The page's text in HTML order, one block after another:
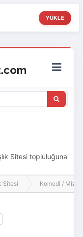
YÜKLE
Sitesi topluluğuna
istersen kayıt
Sitesi Komedi /